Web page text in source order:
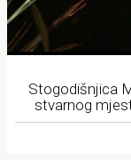
Stogodišnjica
stvarnog